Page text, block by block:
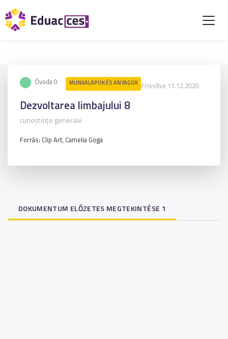
Óvoda 0 MUNKALAPOK ÉS ANYAGOK Frissítve 11.12.2020
Dezvoltarea limbajului 8
cunoștințe generale
Forrás: Clip Art, Camelia Goga
DOKUMENTUM ELŐZETES MEGTEKINTÉSE 1